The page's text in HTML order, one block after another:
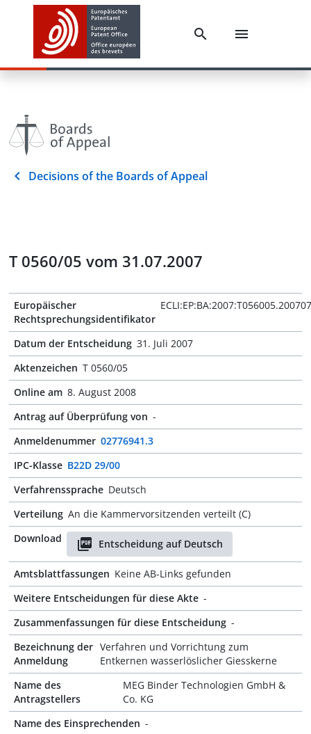
Decisions of the Boards of Appeal
T 0560/05 vom 31.07.2007
Europäischer
Rechtsprechungsidentifikator
Datum der Entscheidung 31. Juli 2007
Aktenzeichen T 0560/05
Online am 8. August 2008
Antrag auf Überprüfung von -
Anmeldenummer 02776941.3
IPC-Klasse B22D 29/00
Verfahrenssprache Deutsch
Verteilung An die Kammervorsitzenden verteilt (C)
Download
Entscheidung auf Deutsch
Amtsblattfassungen Keine AB-Links gefunden
Weitere Entscheidungen für diese Akte -
Zusammenfassungen für diese Entscheidung -
Bezeichnung der
Anmeldung
Verfahren und Vorrichtung zum
Entkernen wasserlöslicher Giesskerne
Name des
Antragstellers
MEG Binder Technologien GmbH &
Co. KG
Name des Einsprechenden -